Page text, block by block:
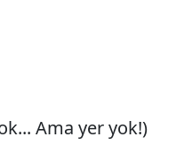
Ama yer yok!)